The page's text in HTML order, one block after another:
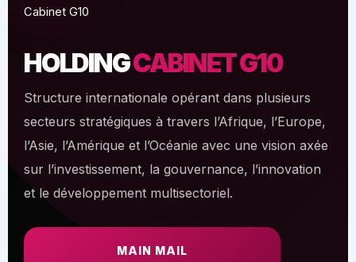
HOLDINGCABINET G10
Structure internationale opérant dans plusieurs
secteurs stratégiques à travers l’Afrique, l’Europe,
l’Asie, l’Amérique et l’Océanie avec une vision axée
sur l’investissement, la gouvernance, l’innovation
et le développement multisectoriel.
MAIN MAIL